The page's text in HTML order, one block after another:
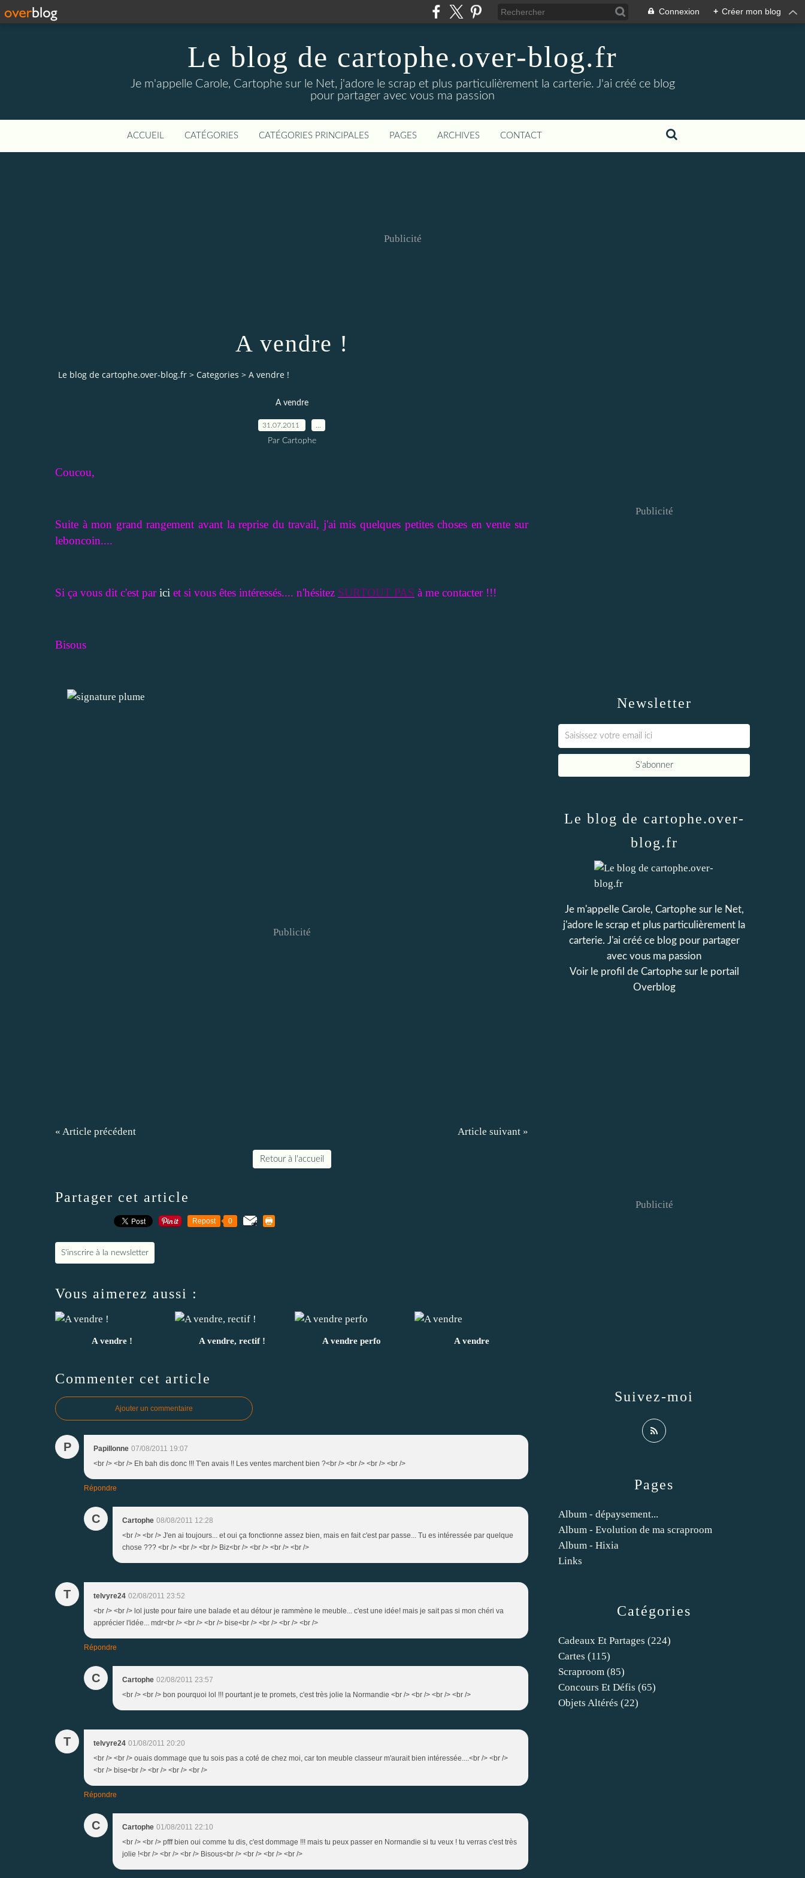
Connexion + Créer mon blog
Le blog de cartophe.over-blog.fr
Je m'appelle Carole, Cartophe sur le Net, j'adore le scrap et plus particulièrement la carterie. J'ai créé ce blog
pour partager avec vous ma passion
ACCUEIL CATÉGORIES CATÉGORIES PRINCIPALES PAGES ARCHIVES CONTACT
Publicité
A vendre !
Le blog de cartophe.over-blog.fr > Categories > A vendre !
A vendre
31.07.2011
Par Cartophe
Coucou,
Suite à mon grand rangement avant la reprise du travail, j'ai mis quelques petites choses en vente sur
leboncoin....
Si ça vous dit c'est parici et si vous êtes intéressés.... n'hésitez SURTOUT PAS à me contacter !!!
Bisous
Publicité
« Article précédent Article suivant »
Retour à l'accueil
Partager cet article
Repost 0
S'inscrire à la newsletter
Vous aimerez aussi :
A vendre ! A vendre, rectif ! A vendre perfo A vendre
Commenter cet article
Ajouter un commentaire
P Papillonne 07/08/2011 19:07
<br /> <br /> Eh bah dis donc !!! T'en avais !! Les ventes marchent bien ?<br /> <br /> <br /> <br />
Répondre
C Cartophe 08/08/2011 12:28
<br /> <br /> J'en ai toujours... et oui ça fonctionne assez bien, mais en fait c'est par passe... Tu es intéressée par quelque
chose ??? <br /> <br /> <br /> Biz<br /> <br /> <br /> <br />
T telvyre24 02/08/2011 23:52
<br /> <br /> lol juste pour faire une balade et au détour je rammène le meuble... c'est une idée! mais je sait pas si mon chéri va
apprécier l'idée... mdr<br /> <br /> <br /> bise<br /> <br /> <br /> <br />
Répondre
C Cartophe 02/08/2011 23:57
<br /> <br /> bon pourquoi lol !!! pourtant je te promets, c'est très jolie la Normandie <br /> <br /> <br /> <br />
T telvyre24 01/08/2011 20:20
<br /> <br /> ouais dommage que tu sois pas a coté de chez moi, car ton meuble classeur m'aurait bien intéressée....<br /> <br />
<br /> bise<br /> <br /> <br /> <br />
Répondre
C Cartophe 01/08/2011 22:10
<br /> <br /> pfff bien oui comme tu dis, c'est dommage !!! mais tu peux passer en Normandie si tu veux ! tu verras c'est très
jolie !<br /> <br /> <br /> Bisous<br /> <br /> <br /> <br />
Newsletter
Publicité
Catégories
Cadeaux Et Partages (224)
Cartes (115)
Scraproom (85)
Concours Et Défis (65)
Objets Altérés (22)
Pages
Album - dépaysement...
Album - Evolution de ma scraproom
Album - Hixia
Links
Le blog de cartophe.over-
blog.fr
Je m'appelle Carole, Cartophe sur le Net,
j'adore le scrap et plus particulièrement la
carterie. J'ai créé ce blog pour partager
avec vous ma passion
Voir le profil de Cartophesur le portail
Overblog
Suivez-moi
Publicité